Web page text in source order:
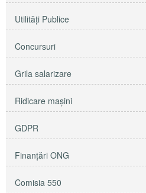
Utilităţi Publice
Concursuri
Grila salarizare
Ridicare maşini
GDPR
Finanțări ONG
Comisia 550